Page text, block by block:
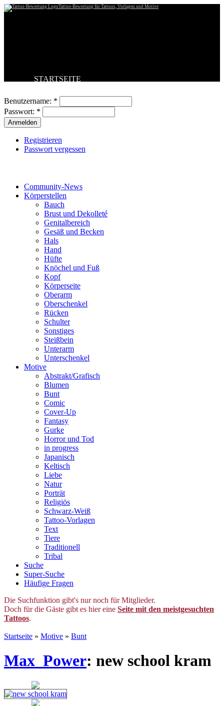
Tattoo-Bewertung für Tattoos, Vorlagen und Motive
STARTSEITE
BESTE TATTOOS
NEUESTE TATTOOS
KOMMENTARE
FORUM
Benutzername: *
Passwort: *
Registrieren
Passwort vergessen
Community-News
Körperstellen
Bauch
Brust und Dekolleté
Genitalbereich
Gesäß und Becken
Hals
Hand
Hüfte
Knöchel und Fuß
Kopf
Körperseite
Oberarm
Oberschenkel
Rücken
Schulter
Sonstiges
Steißbein
Unterarm
Unterschenkel
Motive
Abstrakt/Grafisch
Blumen
Bunt
Comic
Cover-Up
Fantasy
Gurke
Horror und Tod
in progress
Japanisch
Keltisch
Liebe
Natur
Porträt
Religiös
Schwarz-Weiß
Tattoo-Vorlagen
Text
Tiere
Traditionell
Tribal
Suche
Super-Suche
Häufige Fragen
Die Suchfunktion gibt's nur noch für Mitglieder.
Doch für die Gäste gibt es hier eine Seite mit den meistgesuchten
Tattoos.
Startseite » Motive » Bunt
Max_Power: new school kram